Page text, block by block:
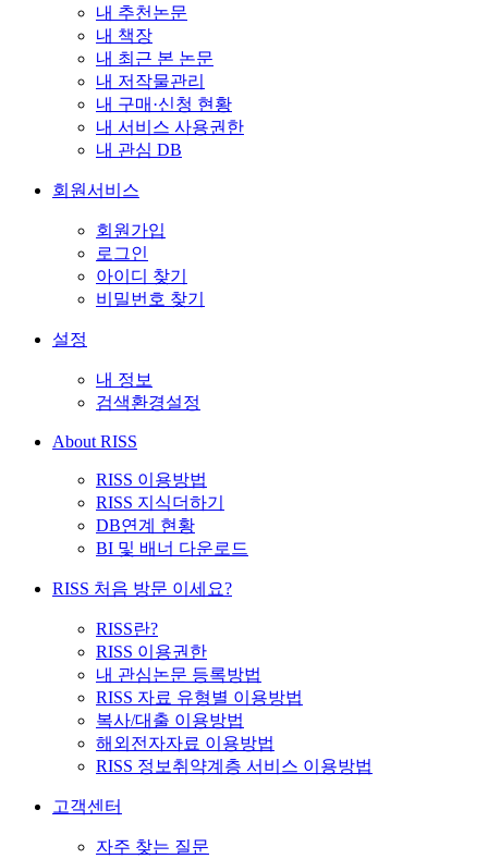
내 추천논문
내 책장
내 최근 본 논문
내 저작물관리
내 구매·신청 현황
내 서비스 사용권한
내 관심 DB
회원서비스
회원가입
로그인
아이디 찾기
비밀번호 찾기
설정
내 정보
검색환경설정
About RISS
RISS 이용방법
RISS 지식더하기
DB연계 현황
BI 및 배너 다운로드
RISS 처음 방문 이세요?
RISS란?
RISS 이용권한
내 관심논문 등록방법
RISS 자료 유형별 이용방법
복사/대출 이용방법
해외전자자료 이용방법
RISS 정보취약계층 서비스 이용방법
고객센터
자주 찾는 질문